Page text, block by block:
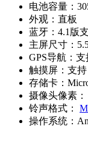
电池容量：
外观： 直板
蓝牙： 4.1版
主屏尺寸：
GPS导航： 支
触摸屏： 支
存储卡：
摄像头像素：
铃声格式：
操作系统：